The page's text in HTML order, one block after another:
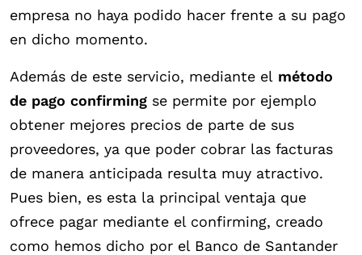
empresa no haya podido hacer frente a su pago
en dicho momento.
Además de este servicio, mediante el método
de pago confirming se permite por ejemplo
obtener mejores precios de parte de sus
proveedores, ya que poder cobrar las facturas
de manera anticipada resulta muy atractivo.
Pues bien, es esta la principal ventaja que
ofrece pagar mediante el confirming, creado
como hemos dicho por el Banco de Santander